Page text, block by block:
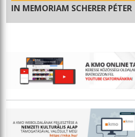
IN MEMORIAM SCHERER PÉTER